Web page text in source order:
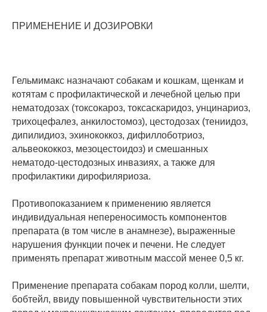
ПРИМЕНЕНИЕ И ДОЗИРОВКИ
Гельмимакс назначают собакам и кошкам, щенкам и
котятам с профилактической и лечебной целью при
нематодозах (токсокароз, токсаскаридоз, унцинариоз,
трихоцефалез, анкилостомоз), цестодозах (тениидоз,
дипилидиоз, эхинококкоз, дифиллоботриоз,
альвеококкоз, мезоцестоидоз) и смешанных
нематодо-цестодозных инвазиях, а также для
профилактики дирофиляриоза.
Противопоказанием к применению является
индивидуальная непереносимость компонентов
препарата (в том числе в анамнезе), выраженные
нарушения функции почек и печени. Не следует
применять препарат животным массой менее 0,5 кг.
Применение препарата собакам пород колли, шелти,
бобтейл, ввиду повышенной чувствительности этих